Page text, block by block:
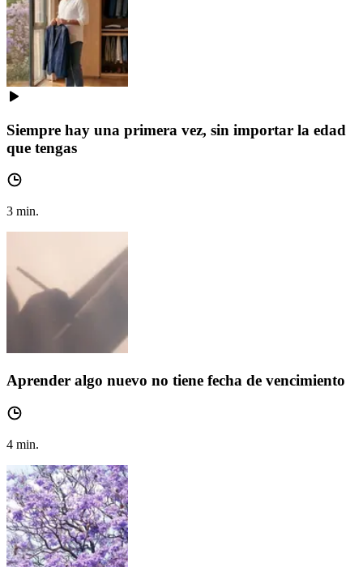
Siempre hay una primera vez, sin importar la edad
que tengas
3 min.
Aprender algo nuevo no tiene fecha de vencimiento
4 min.